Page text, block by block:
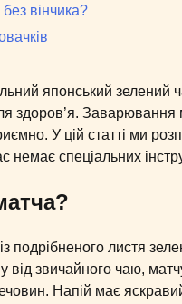
вінчика?
японський зелений
здоров’я.
У цій статті ми
немає спеціальних
подрібненого листя
від звичайного чаю,
Напій має яскравий